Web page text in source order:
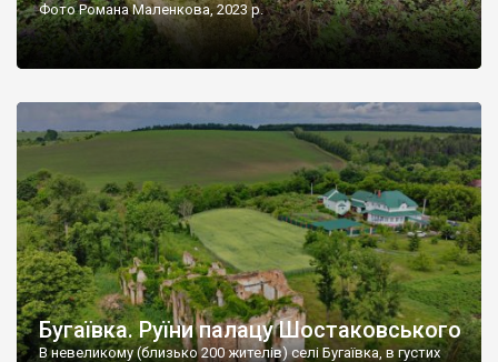
Фото Романа Маленкова, 2023 р.
Бугаївка. Руїни палацу Шостаковського
В невеликому (близько 200 жителів) селі Бугаївка, в густих